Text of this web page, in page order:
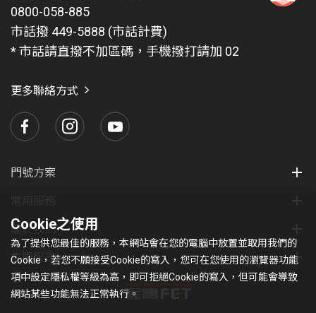
0800-058-885
市話撥 449-5888 (市話計費)
* 市話請直撥不加區碼，手機撥打請加 02
更多聯絡方式
門號方案
關於我們
集團服務
Cookie之使用
為了提供您最佳的服務，本網站會在您的電腦中放置並取用我們的
Cookie，若您不願接受Cookie的寫入，您可在您使用的瀏覽器功能
項中設定隱私權等級為高，即可拒絕Cookie的寫入，但可能會導致
網站某些功能無法正常執行。